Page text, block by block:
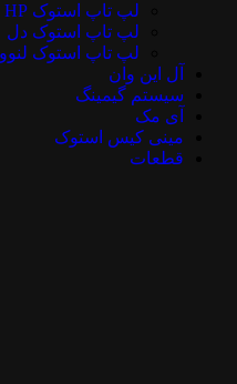
لپ تاپ استوک HP
لپ تاپ استوک دل
لپ تاپ استوک لنوو
آل این وان
سیستم گیمینگ
آی مک
مینی کیس استوک
قطعات